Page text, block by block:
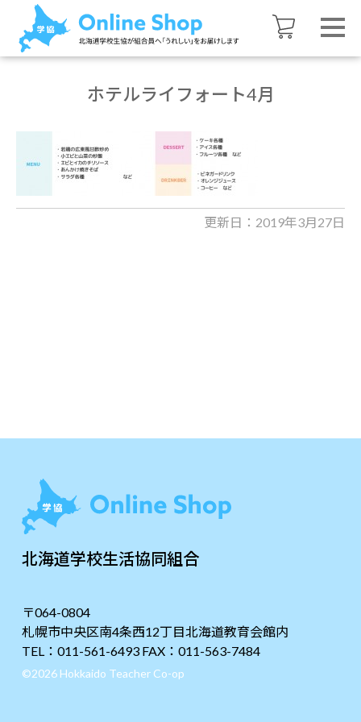
ホテルライフォート4月
更新日：2019年3月27日
北海道学校生活協同組合
〒064-0804
札幌市中央区南4条西12丁目北海道教育会館内
TEL：011-561-6493 FAX：011-563-7484
©2026 Hokkaido Teacher Co-op